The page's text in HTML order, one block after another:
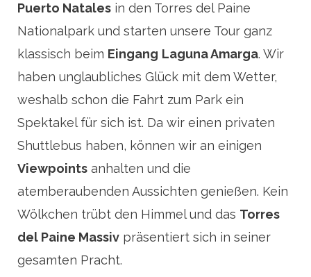
Puerto Natales in den Torres del Paine
Nationalpark und starten unsere Tour ganz
klassisch beim Eingang Laguna Amarga. Wir
haben unglaubliches Glück mit dem Wetter,
weshalb schon die Fahrt zum Park ein
Spektakel für sich ist. Da wir einen privaten
Shuttlebus haben, können wir an einigen
Viewpoints anhalten und die
atemberaubenden Aussichten genießen. Kein
Wölkchen trübt den Himmel und das Torres
del Paine Massiv präsentiert sich in seiner
gesamten Pracht.